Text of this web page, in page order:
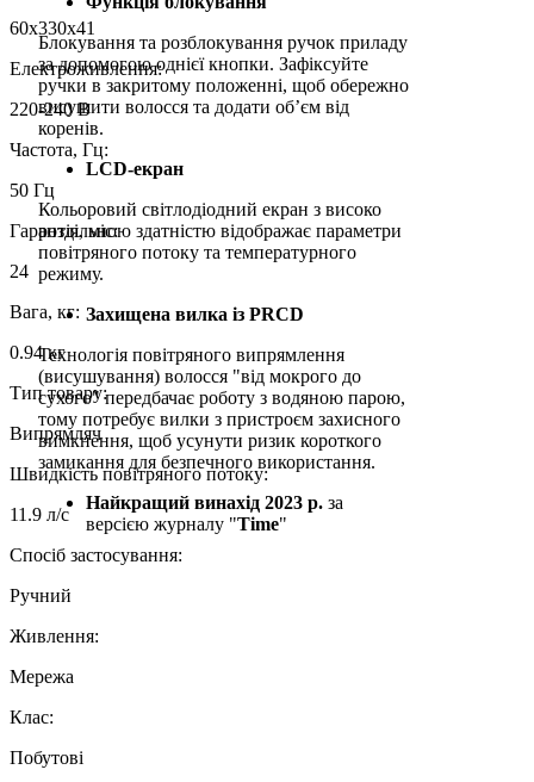
Блокування та розблокування ручок приладу
за допомогою однієї кнопки. Зафіксуйте
ручки в закритому положенні, щоб обережно
висушити волосся та додати об’єм від
коренів.
LCD-екран
Кольоровий світлодіодний екран з високо
роздільною здатністю відображає параметри
повітряного потоку та температурного
режиму.
Захищена вилка із PRCD
Технологія повітряного випрямлення
(висушування) волосся "від мокрого до
сухого" передбачає роботу з водяною парою,
тому потребує вилки з пристроєм захисного
вимкнення, щоб усунути ризик короткого
замикання для безпечного використання.
Найкращий винахід 2023 р. за
версією журналу "Time"
60х330х41
Електроживлення:
220-240 В
Частота, Гц:
50 Гц
Гарантія, міс:
24
Вага, кг:
0.94 кг
Тип товару:
Випрямляч
Швидкість повітряного потоку:
11.9 л/с
Спосіб застосування:
Ручний
Живлення:
Мережа
Клас:
Побутові